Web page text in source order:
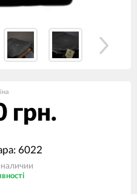
грн.
6022
наличии